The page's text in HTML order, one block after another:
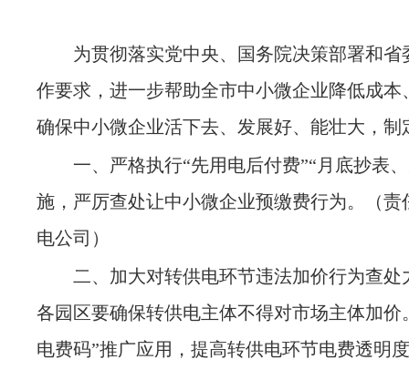
为贯彻落实党中央、国务院决策部署和省
作要求，进一步帮助全市中小微企业降低成本
确保中小微企业活下去、发展好、能壮大，制
一、严格执行“先用电后付费”“月底抄表
施，严厉查处让中小微企业预缴费行为。
（
电公司）
二、加大对转供电环节违法加价行为查处
各园区要确保转供电主体不得对市场主体加价
电费码”推广应用，提高转供电环节电费透明